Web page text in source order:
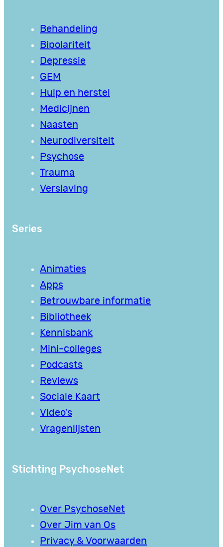
Behandeling
Bipolariteit
Depressie
GEM
Hulp en herstel
Medicijnen
Naasten
Neurodiversiteit
Psychose
Trauma
Verslaving
Series
Animaties
Apps
Betrouwbare informatie
Bibliotheek
Kennisbank
Mini-colleges
Podcasts
Reviews
Sociale Kaart
Video’s
Vragenlijsten
Stichting PsychoseNet
Over PsychoseNet
Over Jim van Os
Privacy & Voorwaarden